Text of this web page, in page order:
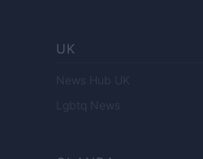
UK
News Hub UK
Lgbtq News